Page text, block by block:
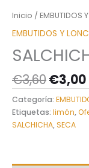
Inicio / EMBUTIDOS
EMBUTIDOS Y
€3,60€3,00
Categoría:
Etiquetas: limón,
SALCHICHA,SECA